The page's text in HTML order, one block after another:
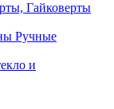
Гайковерты
Ручные
и